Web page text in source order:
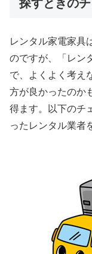
探すときの
レンタル家電家具
のですが、「レン
で、よくよく考え
方が良かったのか
得ます。以下のチ
ったレンタル業者